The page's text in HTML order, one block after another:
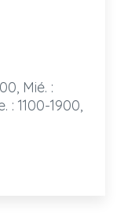
Mié. :
: 1100-1900,